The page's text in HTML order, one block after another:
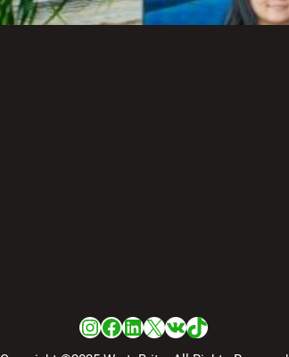
Senin, 20 Juli 2026 – 13:50
Instagram
Facebook
LinkedIn
X VKTikTok